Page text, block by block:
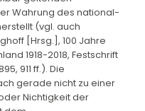
Wahrung des national-
(vgl. auch
[Hrsg.], 100 Jahre
1918-2018, Festschrift
911 ff.). Die
gerade nicht zu einer
Nichtigkeit der